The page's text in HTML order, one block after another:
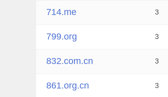
714.me 3
799.org 3
832.com.cn 3
861.org.cn 3